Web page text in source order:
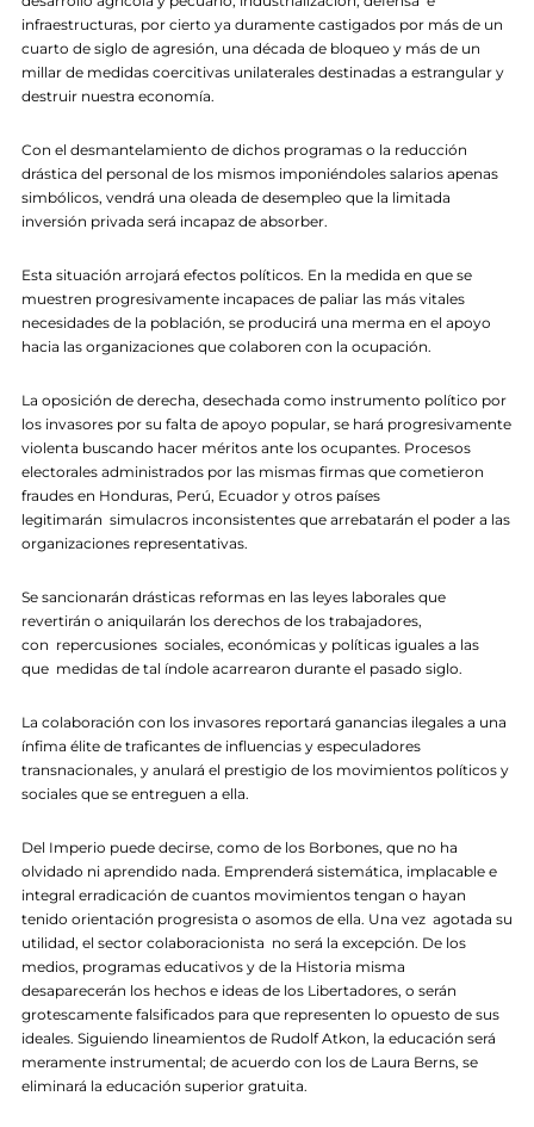
infraestructuras, por cierto ya duramente castigados por más de un
cuarto de siglo de agresión, una década de bloqueo y más de un
millar de medidas coercitivas unilaterales destinadas a estrangular y
destruir nuestra economía.
Con el desmantelamiento de dichos programas o la reducción
drástica del personal de los mismos imponiéndoles salarios apenas
simbólicos, vendrá una oleada de desempleo que la limitada
inversión privada será incapaz de absorber.
Esta situación arrojará efectos políticos. En la medida en que se
muestren progresivamente incapaces de paliar las más vitales
necesidades de la población, se producirá una merma en el apoyo
hacia las organizaciones que colaboren con la ocupación.
La oposición de derecha, desechada como instrumento político por
los invasores por su falta de apoyo popular, se hará progresivamente
violenta buscando hacer méritos ante los ocupantes. Procesos
electorales administrados por las mismas firmas que cometieron
fraudes en Honduras, Perú, Ecuador y otros países
legitimarán simulacros inconsistentes que arrebatarán el poder a las
organizaciones representativas.
Se sancionarán drásticas reformas en las leyes laborales que
revertirán o aniquilarán los derechos de los trabajadores,
con repercusiones sociales, económicas y políticas iguales a las
que medidas de tal índole acarrearon durante el pasado siglo.
La colaboración con los invasores reportará ganancias ilegales a una
ínfima élite de traficantes de influencias y especuladores
transnacionales, y anulará el prestigio de los movimientos políticos y
sociales que se entreguen a ella.
Del Imperio puede decirse, como de los Borbones, que no ha
olvidado ni aprendido nada. Emprenderá sistemática, implacable e
integral erradicación de cuantos movimientos tengan o hayan
tenido orientación progresista o asomos de ella. Una vez agotada su
utilidad, el sector colaboracionista no será la excepción. De los
medios, programas educativos y de la Historia misma
desaparecerán los hechos e ideas de los Libertadores, o serán
grotescamente falsificados para que representen lo opuesto de sus
ideales. Siguiendo lineamientos de Rudolf Atkon, la educación será
meramente instrumental; de acuerdo con los de Laura Berns, se
eliminará la educación superior gratuita.